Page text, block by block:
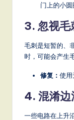
门上的小圆
3. 忽视毛
毛刺是短暂的、
时，可能会产生
修复： 使用
4. 混淆边
一些电路在上升